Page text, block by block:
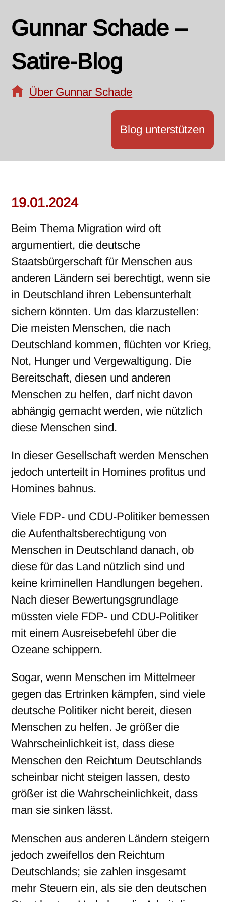
Gunnar Schade –
Satire-Blog
Über Gunnar Schade
Blog unterstützen
19.01.2024
Beim Thema Migration wird oft
argumentiert, die deutsche
Staatsbürgerschaft für Menschen aus
anderen Ländern sei berechtigt, wenn sie
in Deutschland ihren Lebensunterhalt
sichern könnten. Um das klarzustellen:
Die meisten Menschen, die nach
Deutschland kommen, flüchten vor Krieg,
Not, Hunger und Vergewaltigung. Die
Bereitschaft, diesen und anderen
Menschen zu helfen, darf nicht davon
abhängig gemacht werden, wie nützlich
diese Menschen sind.
In dieser Gesellschaft werden Menschen
jedoch unterteilt in Homines profitus und
Homines bahnus.
Viele FDP- und CDU-Politiker bemessen
die Aufenthaltsberechtigung von
Menschen in Deutschland danach, ob
diese für das Land nützlich sind und
keine kriminellen Handlungen begehen.
Nach dieser Bewertungsgrundlage
müssten viele FDP- und CDU-Politiker
mit einem Ausreisebefehl über die
Ozeane schippern.
Sogar, wenn Menschen im Mittelmeer
gegen das Ertrinken kämpfen, sind viele
deutsche Politiker nicht bereit, diesen
Menschen zu helfen. Je größer die
Wahrscheinlichkeit ist, dass diese
Menschen den Reichtum Deutschlands
scheinbar nicht steigen lassen, desto
größer ist die Wahrscheinlichkeit, dass
man sie sinken lässt.
Menschen aus anderen Ländern steigern
jedoch zweifellos den Reichtum
Deutschlands; sie zahlen insgesamt
mehr Steuern ein, als sie den deutschen